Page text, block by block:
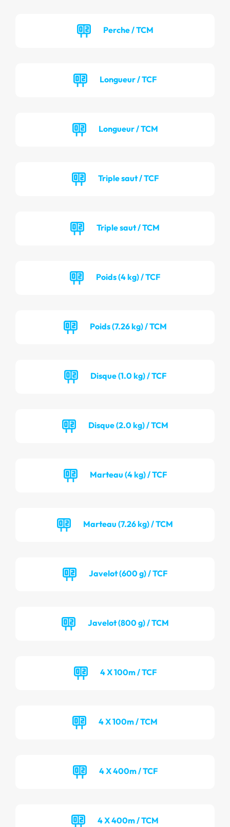
Perche / TCM
Longueur / TCF
Longueur / TCM
Triple saut / TCF
Triple saut / TCM
Poids (4 kg) / TCF
Poids (7.26 kg) / TCM
Disque (1.0 kg) / TCF
Disque (2.0 kg) / TCM
Marteau (4 kg) / TCF
Marteau (7.26 kg) / TCM
Javelot (600 g) / TCF
Javelot (800 g) / TCM
4 X 100m / TCF
4 X 100m / TCM
4 X 400m / TCF
4 X 400m / TCM